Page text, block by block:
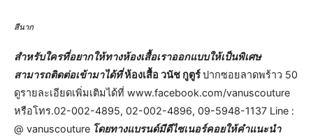
สีนาก
สำหรับใครที่อยากให้ทางห้องเสื้อเราออกแบบให้เป็นพิเศษ
สามารถติดต่อเข้ามาได้ที่ห้องเสื้อ วนัช กูตูร์ปากซอยลาดพร้าว 50
ดูรายละเอียดเพิ่มเติมได้ที่ www.facebook.com/vanuscouture
หรือโทร.02-002-4895, 02-002-4896, 09-5948-1137 Line :
@ vanuscouture โดยทางแบรนด์มีดีไซเนอร์คอยให้คำแนะนำ